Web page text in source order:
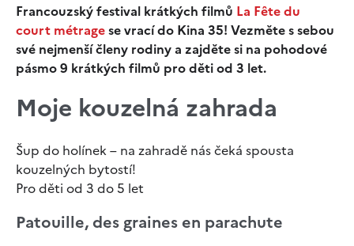
Francouzský festival krátkých filmů La Fête du
court métragese vrací do Kina 35! Vezměte s sebou
své nejmenší členy rodiny a zajděte si na pohodové
pásmo 9 krátkých filmů pro děti od 3 let.
Moje kouzelná zahrada
Šup do holínek – na zahradě nás čeká spousta
kouzelných bytostí!
Pro děti od 3 do 5 let
Patouille, des graines en parachute